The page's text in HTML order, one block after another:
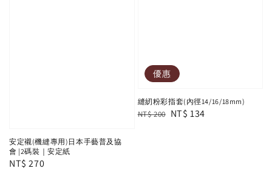
安定襯(機縫專用)日本手藝普及協
會 |2碼裝｜安定紙
Regular
NT$ 270
優惠
縫紉粉彩指套(內徑14/16/18mm)
Regular
NT$ 200 Sale
NT$ 134